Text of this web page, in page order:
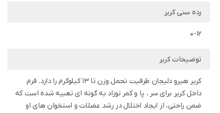
رده سنی کریر
0-12
توضیحات کریر
کریر هیرو دلیجان ظرفیت تحمل وزن تا 13 کیلوگرم را دارد. فرم
داخل کریر برای سر ، پا و کمر نوزاد به گونه ای تعبیه شده است که
ضمن راحتی، از ایجاد اختلال در رشد عضلات و استخوان های او